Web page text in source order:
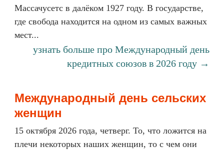
Массачусетс в далёком 1927 году. В государстве,
где свобода находится на одном из самых важных
мест...
узнать больше про Международный день
кредитных союзов в 2026 году →
Международный день сельских
женщин
15 октября 2026 года, четверг. То, что ложится на
плечи некоторых наших женщин, то с чем они